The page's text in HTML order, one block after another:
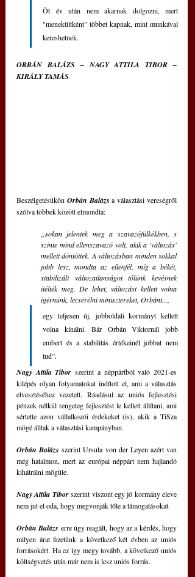
Öt év után nem akarnak dolgozni, mert
"menekültként" többet kapnak, mint munkával
kereshetnek.
ORBÁN BALÁZS – NAGY ATTILA TIBOR –
KIRÁLY TAMÁS
Beszélgetésükön Orbán Balázs a választási vereségről
szólva többek között elmondta:
„sokan jelentek meg a szavazófülkékben, s
szinte mind ellenszavazó volt, akik a 'változás'
mellett döntöttek. A változásban minden sokkal
jobb lesz, mondta az ellenfél, míg a békét,
stabilizált változatlanságot tőlünk kevésnek
ítélték meg. De lehet, változást kellett volna
ígérnünk, lecserélni minisztereket, Orbánt...,
egy teljesen új, jobboldali kormányt kellett
volna kínálni. Bár Orbán Viktornál jobb
embert és a stabilitás értékeinél jobbat nem
tud”.
Nagy Attila Tibor szerint a néppártból való 2021-es
kilépés olyan folyamatokat indított el, ami a választás
elvesztéséhez vezetett. Ráadásul az uniós fejlesztési
pénzek nélkül rengeteg fejlesztést le kellett állítani, ami
sértette azon vállalkozói érdekeket (is), akik a TiSza
mögé álltak a választási kampányban.
Orbán Balázs szerint Ursula von der Leyen azért van
még hatalmon, mert az európai néppárt nem hajlandó
kihátrálni mögüle.
Nagy Attila Tibor szerint viszont egy jó kormány eleve
nem jut el oda, hogy megvonják tőle a támogatásokat.
Orbán Balázs erre úgy reagált, hogy az a kérdés, hogy
milyen árat fizetünk a következő két évben az uniós
forrásokért. Ha ez így megy tovább, a következő uniós
költségvetés után már nem is lesz uniós forrás.